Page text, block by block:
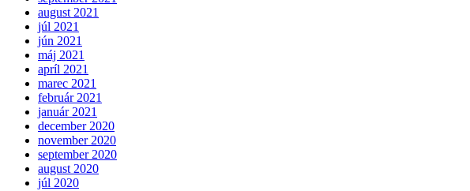
august 2021
júl 2021
jún 2021
máj 2021
apríl 2021
marec 2021
február 2021
január 2021
december 2020
november 2020
september 2020
august 2020
júl 2020